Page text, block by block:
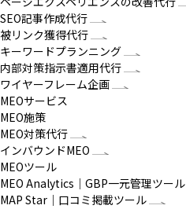
SEO記事作成代行
被リンク獲得代行
キーワードプランニング
内部対策指示書適用代行
ワイヤーフレーム企画
MEOサービス
MEO施策
MEO対策代行
インバウンドMEO
MEOツール
MEO Analytics｜GBP一元管理ツール
MAP Star｜口コミ掲載ツール